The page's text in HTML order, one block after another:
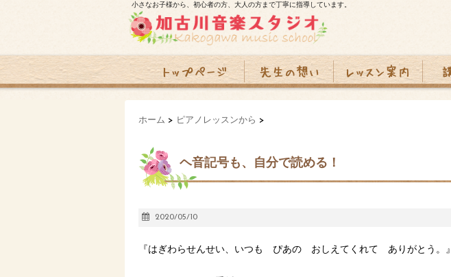
小さなお子様から、初心者の方、大人の方まで丁寧に指導しています。
ホーム > ピアノレッスンから >
ヘ音記号も、自分で読める！
2020/05/10
『はぎわらせんせい、いつも ぴあの おしえてくれて ありがとう。』